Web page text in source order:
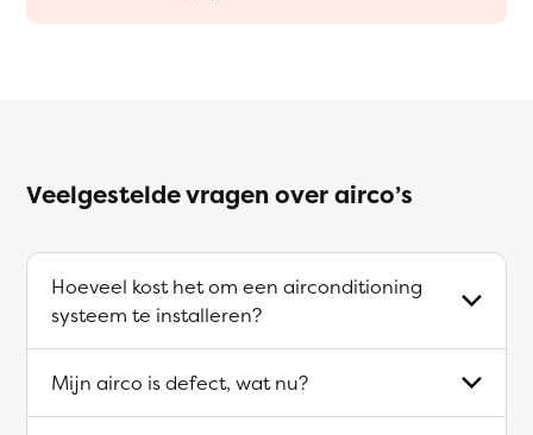
Veelgestelde vragen over airco’s
Hoeveel kost het om een airconditioning
systeem te installeren?
Mijn airco is defect, wat nu?